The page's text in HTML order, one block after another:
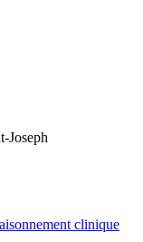
Joseph
clinique